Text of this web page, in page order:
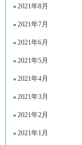
2021年8月
2021年7月
2021年6月
2021年5月
2021年4月
2021年3月
2021年2月
2021年1月